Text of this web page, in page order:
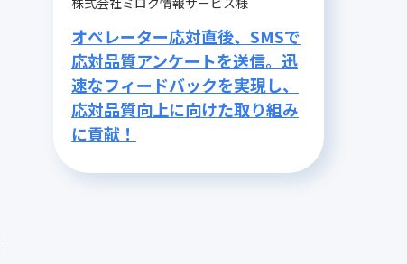
オペレーター応対直後、SMSで
応対品質アンケートを送信。迅
速なフィードバックを実現し、
応対品質向上に向けた取り組み
に貢献！